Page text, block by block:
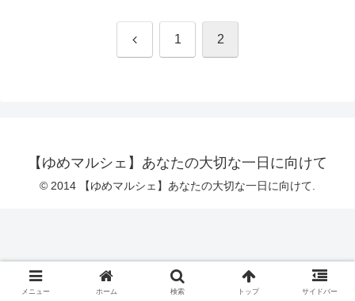
前 1 2
【ゆめマルシェ】あなたの大切な一日に向けて
© 2014 【ゆめマルシェ】あなたの大切な一日に向けて.
メニュー ホーム 検索 トップ サイドバー